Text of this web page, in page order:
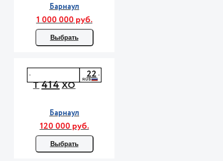
Барнаул
1 000 000 руб.
Выбрать
Т414ХО
22
Барнаул
120 000 руб.
Выбрать